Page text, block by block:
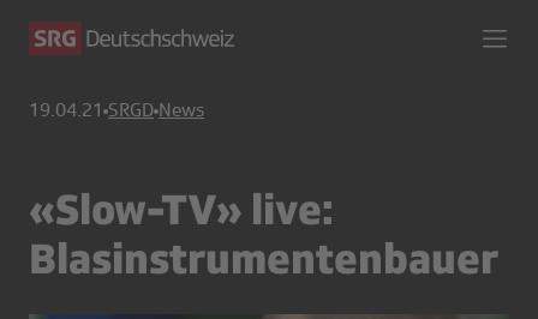
19.04.21 SRGD News
«Slow-TV» live:
Blasinstrumentenbauer